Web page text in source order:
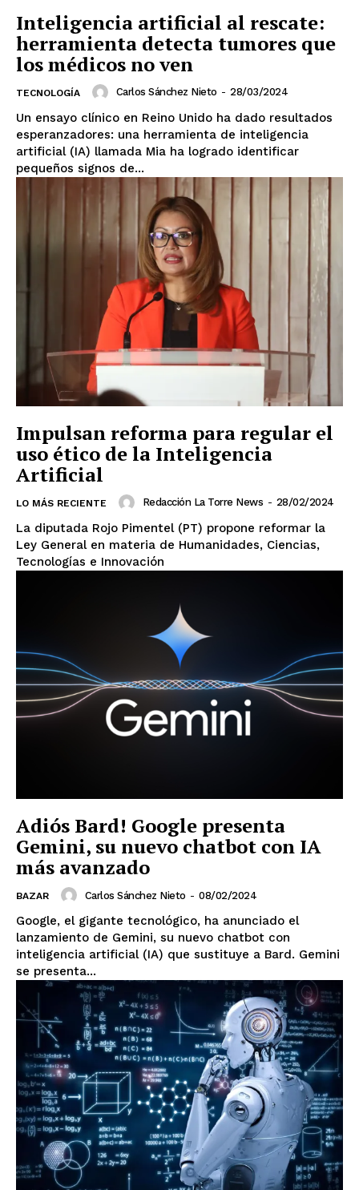
El Suplemento
Inteligencia artificial al rescate:
herramienta detecta tumores que
los médicos no ven
TECNOLOGÍA Carlos Sánchez Nieto - 28/03/2024
Un ensayo clínico en Reino Unido ha dado resultados
esperanzadores: una herramienta de inteligencia
artificial (IA) llamada Mia ha logrado identificar
pequeños signos de...
Impulsan reforma para regular el
uso ético de la Inteligencia
Artificial
LO MÁS RECIENTE Redacción La Torre News - 28/02/2024
La diputada Rojo Pimentel (PT) propone reformar la
Ley General en materia de Humanidades, Ciencias,
Tecnologías e Innovación
Adiós Bard! Google presenta
Gemini, su nuevo chatbot con IA
más avanzado
BAZAR Carlos Sánchez Nieto - 08/02/2024
Google, el gigante tecnológico, ha anunciado el
lanzamiento de Gemini, su nuevo chatbot con
inteligencia artificial (IA) que sustituye a Bard. Gemini
se presenta...